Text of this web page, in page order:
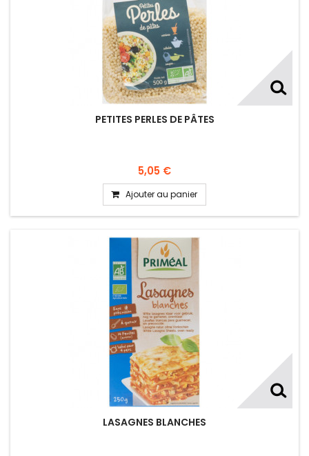
PETITES PERLES DE PÂTES
5,05 €
Ajouter au panier
LASAGNES BLANCHES